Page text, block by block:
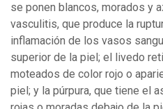
se ponen blancos, morados y
vasculitis, que produce la
inflamación de los vasos
superior de la piel; el livedo
moteados de color rojo o
piel; y la púrpura, que tiene el